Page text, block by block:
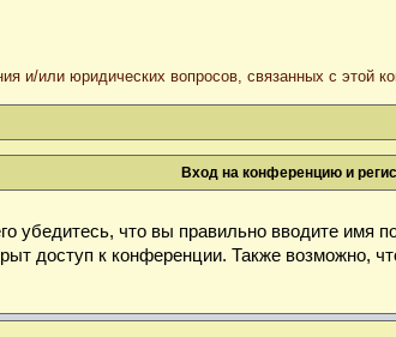
и/или юридических вопросов, связанных с этой
Вход на конференцию и
убедитесь, что вы правильно вводите имя
доступ к конференции. Также возможно,